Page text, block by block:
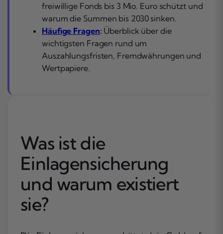
freiwillige Fonds bis 3 Mio. Euro schützt und
warum die Summen bis 2030 sinken.
Häufige Fragen: Überblick über die
wichtigsten Fragen rund um
Auszahlungsfristen, Fremdwährungen und
Wertpapiere.
Was ist die
Einlagensicherung
und warum existiert
sie?